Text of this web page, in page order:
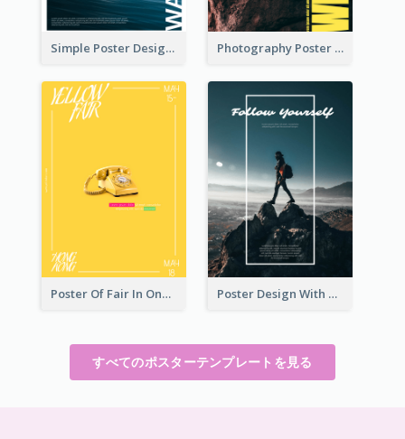
Simple Poster Design Explaining The Photo Photography Poster About Wild Animals
Poster Of Fair In One Colour Tone Poster Design With Simple White Description
すべてのポスターテンプレートを見る